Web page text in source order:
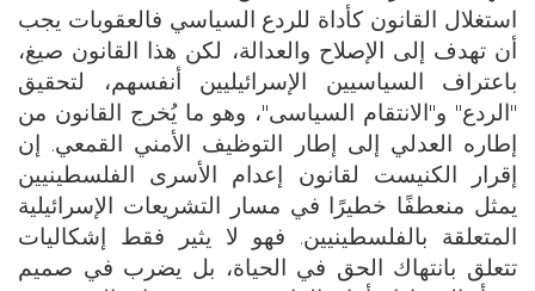
استغلال القانون كأداة للردع السياسي فالعقوبات يجب
أن تهدف إلى الإصلاح والعدالة، لكن هذا القانون صيغ،
باعتراف السياسيين الإسرائيليين أنفسهم، لتحقيق
"الردع" و"الانتقام السياسى"، وهو ما يُخرج القانون من
إطاره العدلي إلى إطار التوظيف الأمني القمعي. إن
إقرار الكنيست لقانون إعدام الأسرى الفلسطينيين
يمثل منعطفًا خطيرًا في مسار التشريعات الإسرائيلية
المتعلقة بالفلسطينيين. فهو لا يثير فقط إشكاليات
تتعلق بانتهاك الحق في الحياة، بل يضرب في صميم